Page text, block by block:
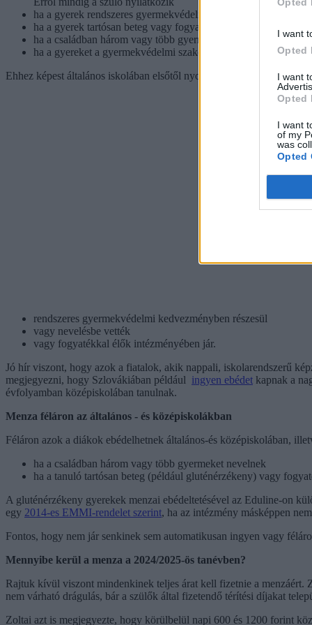
I want
Opted
I want
Opted
I want
of my
was
Opted
ha a gyerek rendszeres gyermekvédelmi kedvezményben
ha a gyerek tartósan beteg vagy fogyatékos, vagy a családban
ha a családban három vagy több gyermeket nevelnek
ha a gyereket a gyermekvédelmi szakellátás keretében
Ehhez képest általános iskolában elsőtől nyolcadikig már csak akkor
rendszeres gyermekvédelmi kedvezményben részesül
vagy nevelésbe vették
vagy fogyatékkal élők intézményében jár.
Jó hír viszont, hogy azok a fiatalok, akik nappali, iskolarendszerű
megjegyezni, hogy Szlovákiában például ingyen ebédet kapnak a
évfolyamban középiskolában tanulnak.
Menza féláron az általános - és középiskolákban
Féláron azok a diákok ebédelhetnek általános-és középiskolában,
ha a családban három vagy több gyermeket nevelnek
ha a tanuló tartósan beteg (például gluténérzékeny) vagy
A gluténérzékeny gyerekek menzai ebédeltetésével az Eduline-on
egy 2014-es EMMI-rendelet szerint, ha az intézmény másképpen
Fontos, hogy nem jár senkinek sem automatikusan ingyen vagy
Mennyibe kerül a menza a 2024/2025-ös tanévben?
Rajtuk kívül viszont mindenkinek teljes árat kell fizetnie a menzáért.
nem várható drágulás, bár a szülők által fizetendő térítési díjakat
Zoltai azt is megjegyezte, hogy körülbelül napi 600 és 1200 forint